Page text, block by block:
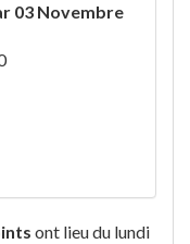
03 Novembre
ont lieu du lundi